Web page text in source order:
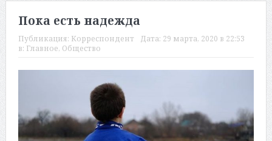
Пока есть надежда
Публикация: Корреспондент Дата: 29 марта, 2020 в 22:53
в: Главное, Общество